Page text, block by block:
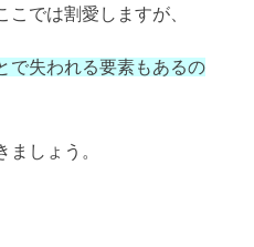
では割愛しますが、
で失われる要素もあるの
ましょう。